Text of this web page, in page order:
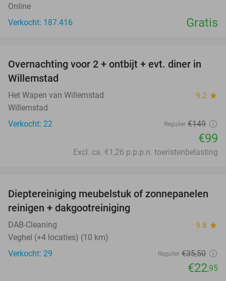
Online
Verkocht: 187.416
Gratis
34%
Overnachting voor 2 + ontbijt + evt. diner in
Willemstad
Het Wapen van Willemstad 9.2 star
Willemstad
Verkocht: 22
Regulier €149
€99
Excl. ca. €1,26 p.p.p.n. toeristenbelasting
35%
Dieptereiniging meubelstuk of zonnepanelen
reinigen + dakgootreiniging
DAB-Cleaning 9.8 star
Veghel (+4 locaties) (10 km)
Verkocht: 29
Regulier €35,50
€22,95